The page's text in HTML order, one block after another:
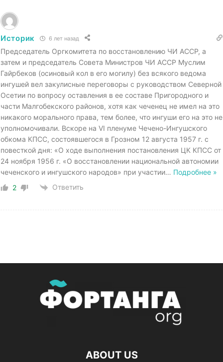
Историк 6 лет назад
Председатель Оргкомитета по восстановлению ЧИ АССР, а
затем и председатель Совета Министров ЧИ АССР Муслим
Гайрбеков (осиновый кол в его могилу) без всякого ведома
ингушей вел закулисные переговоры с руководством Северной
Осетии по вопросу оставления в ее составе Пригородного и
части Малгобекского районов, хотя как чеченец не имел на это
никакого морального права, тем более, что ингуши его на это не
уполномочивали. Вскоре на VI пленуме Чечено-Ингушского
обкома КПСС, состоявшегося в Грозном 12 августа 1957 г. с
повесткой дня: «О ходе выполнения постановления ЦК КПСС от
24 ноября 1956 г. «О восстановлении национальной автономии
чеченского и ингушского народов» при участии… Подробнее »
2
Ответить
ABOUT US